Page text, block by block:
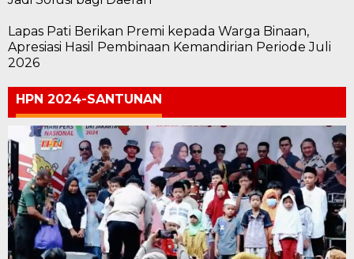
Lapas Pati Berikan Premi kepada Warga Binaan,
Apresiasi Hasil Pembinaan Kemandirian Periode Juli
2026
HPN 2024-SANTUNAN